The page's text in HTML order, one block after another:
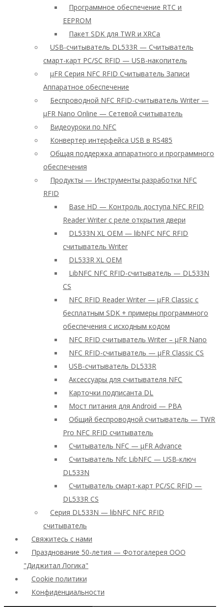
Программное обеспечение RTC и
EEPROM
Пакет SDK для TWR и XRCa
USB-считыватель DL533R — Считыватель
смарт-карт PC/SC RFID — USB-накопитель
μFR Серия NFC RFID Считыватель Записи
Аппаратное обеспечение
Беспроводной NFC RFID-считыватель Writer —
μFR Nano Online — Сетевой считыватель
Видеоуроки по NFC
Конвертер интерфейса USB в RS485
Общая поддержка аппаратного и программного
обеспечения
Продукты — Инструменты разработки NFC
RFID
Base HD — Контроль доступа NFC RFID
Reader Writer с реле открытия двери
DL533N XL OEM — libNFC NFC RFID
считыватель Writer
DL533R XL OEM
LibNFC NFC RFID-считыватель — DL533N
CS
NFC RFID Reader Writer — μFR Classic с
бесплатным SDK + примеры программного
обеспечения с исходным кодом
NFC RFID считыватель Writer – μFR Nano
NFC RFID-считыватель — μFR Classic CS
USB-считыватель DL533R
Аксессуары для считывателя NFC
Карточки подписанта DL
Мост питания для Android — PBA
Общий беспроводной считыватель — TWR
Pro NFC RFID считыватель
Считыватель NFC — μFR Advance
Считыватель Nfc LibNFC — USB-ключ
DL533N
Считыватель смарт-карт PC/SC RFID —
DL533R CS
Серия DL533N — libNFC NFC RFID
считыватель
Свяжитесь с нами
Празднование 50-летия — Фотогалерея ООО
"Диджитал Логика"
Cookie политики
Конфиденциальности